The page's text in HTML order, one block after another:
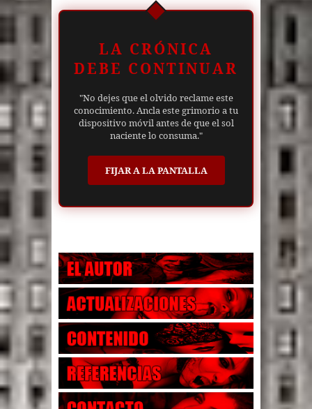
LA CRÓNICA
DEBE CONTINUAR
"No dejes que el olvido reclame este
conocimiento. Ancla este grimorio a tu
dispositivo móvil antes de que el sol
naciente lo consuma."
FIJAR A LA PANTALLA